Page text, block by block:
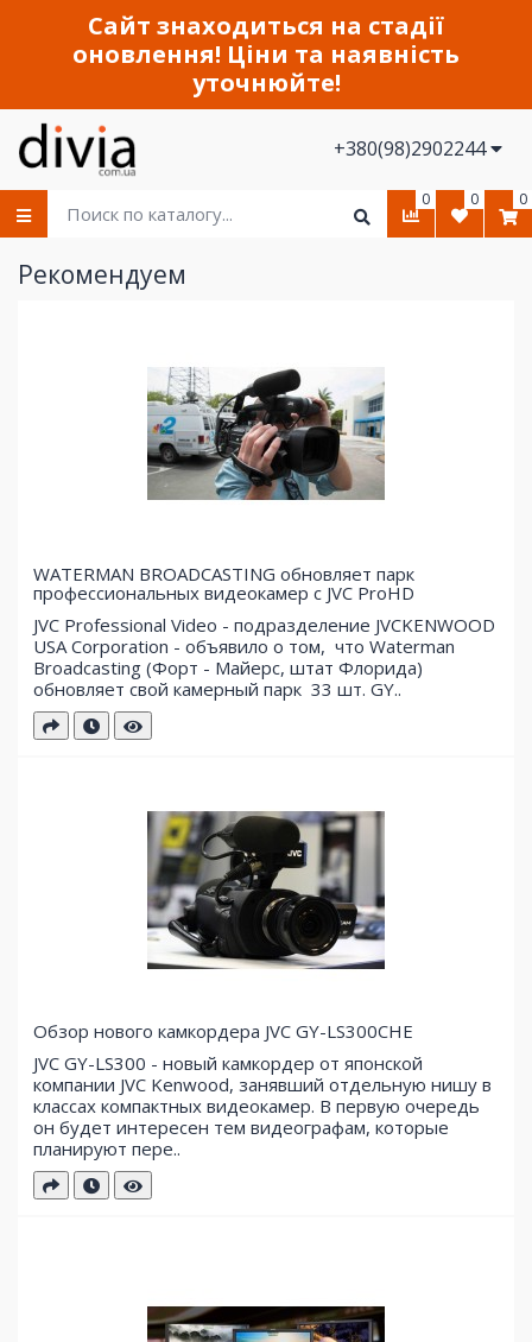
Сайт знаходиться на стадії
оновлення! Ціни та наявність
уточнюйте!
+380(98)2902244
0 0 0
Рекомендуем
WATERMAN BROADCASTING обновляет парк
профессиональных видеокамер с JVC ProHD
JVC Professional Video - подразделение JVCKENWOOD
USA Corporation - объявило о том, что Waterman
Broadcasting (Форт - Майерс, штат Флорида)
обновляет свой ​​камерный парк 33 шт. GY..
Обзор нового камкордера JVC GY-LS300CHE
JVC GY-LS300 - новый камкордер от японской
компании JVC Kenwood, занявший отдельную нишу в
классах компактных видеокамер. В первую очередь
он будет интересен тем видеографам, которые
планируют пере..